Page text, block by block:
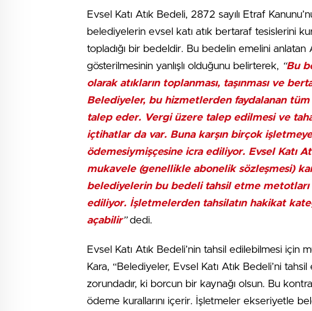
Evsel Katı Atık Bedeli, 2872 sayılı Etraf
belediyelerin evsel katı atık bertaraf tesislerini
topladığı bir bedeldir. Bu bedelin emelini
gösterilmesinin yanlışlı olduğunu belirterek, “Bu
olarak atıkların toplanması, taşınması ve
Belediyeler, bu hizmetlerden faydalanan
talep eder. Vergi üzere talep edilmesi ve
içtihatlar da var. Buna karşın birçok
ödemesiymişçesine icra ediliyor. Evsel Katı
mukavele (genellikle abonelik sözleşmesi)
belediyelerin bu bedeli tahsil etme
ediliyor. İşletmelerden tahsilatın hakikat
açabilir”dedi.
Evsel Katı Atık Bedeli’nin tahsil edilebilmesi
Kara, “Belediyeler, Evsel Katı Atık Bedeli’ni
zorundadır, ki borcun bir kaynağı olsun. Bu
ödeme kurallarını içerir. İşletmeler ekseriyetle